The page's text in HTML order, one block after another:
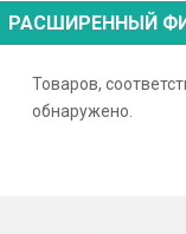
РАСШИРЕННЫЙ
Товаров,
обнаружено.